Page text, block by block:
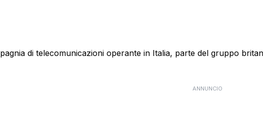
di telecomunicazioni operante in Italia, parte del gruppo
ANNUNCIO